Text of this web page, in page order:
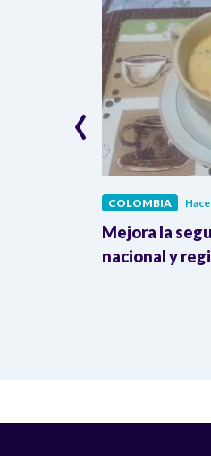
COLOMBIA
Mejora la
nacional y
‹